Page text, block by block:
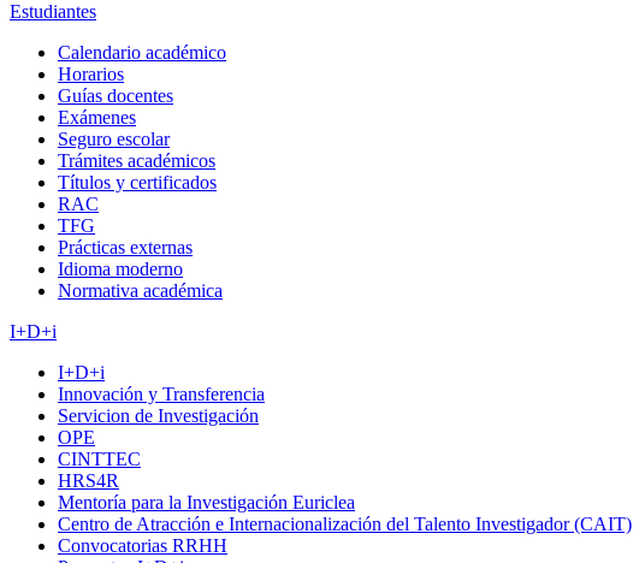
Estudiantes
Calendario académico
Horarios
Guías docentes
Exámenes
Seguro escolar
Trámites académicos
Títulos y certificados
RAC
TFG
Prácticas externas
Idioma moderno
Normativa académica
I+D+i
I+D+i
Innovación y Transferencia
Servicion de Investigación
OPE
CINTTEC
HRS4R
Mentoría para la Investigación Euriclea
Centro de Atracción e Internacionalización del Talento Investigador (CAIT)
Convocatorias RRHH